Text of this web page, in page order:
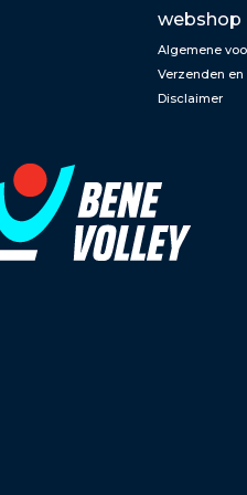
webshop
Algemene
Verzenden en
Disclaimer